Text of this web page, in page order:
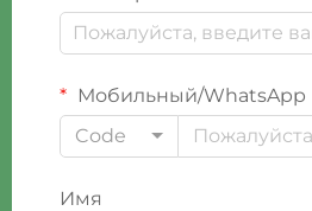
Мобильный/WhatsApp
Code
Имя